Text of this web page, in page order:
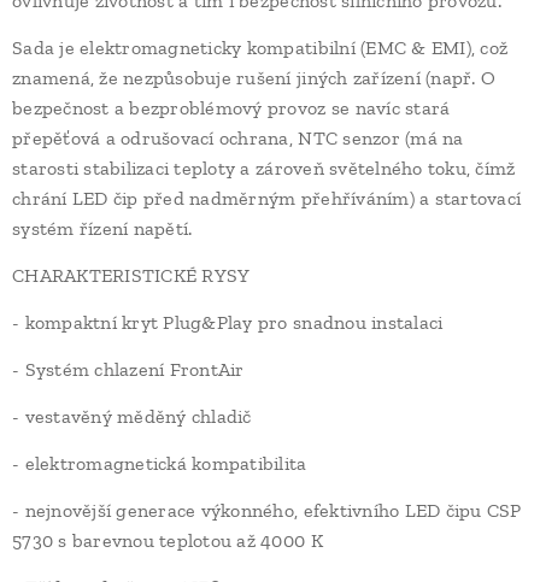
Sada je elektromagneticky kompatibilní (EMC & EMI), což
znamená, že nezpůsobuje rušení jiných zařízení (např. O
bezpečnost a bezproblémový provoz se navíc stará
přepěťová a odrušovací ochrana, NTC senzor (má na
starosti stabilizaci teploty a zároveň světelného toku, čímž
chrání LED čip před nadměrným přehříváním) a startovací
systém řízení napětí.
CHARAKTERISTICKÉ RYSY
- kompaktní kryt Plug&Play pro snadnou instalaci
- Systém chlazení FrontAir
- vestavěný měděný chladič
- elektromagnetická kompatibilita
- nejnovější generace výkonného, ​​efektivního LED čipu CSP
5730 s barevnou teplotou až 4000 K